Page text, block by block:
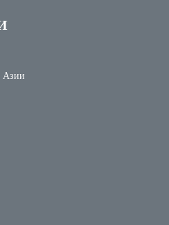
Азии